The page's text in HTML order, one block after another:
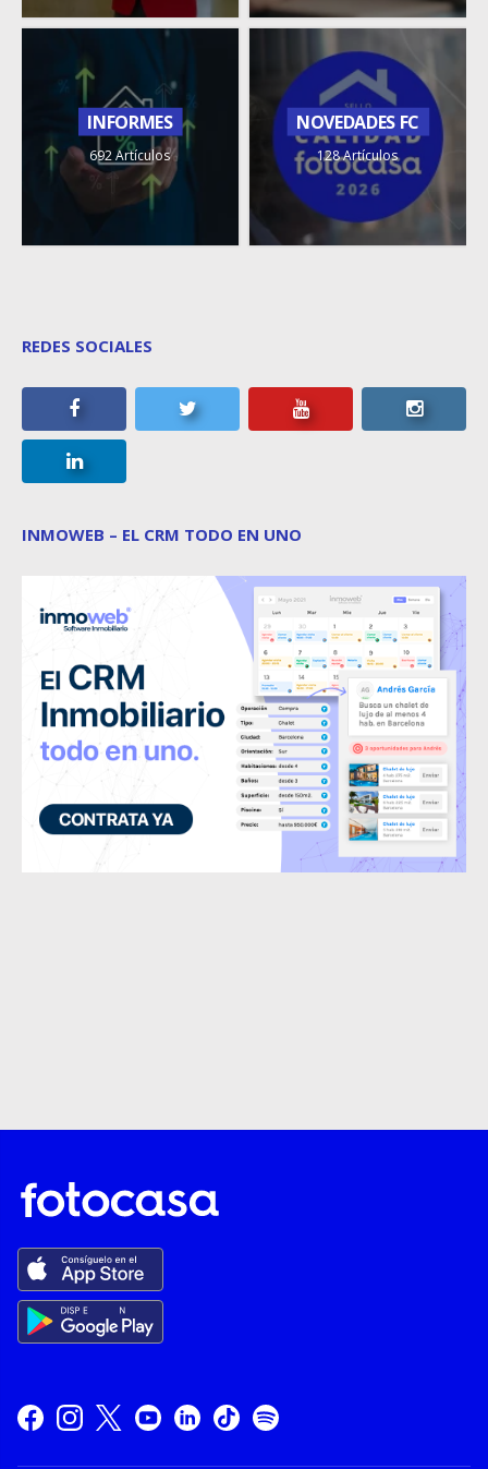
INFORMES
692 Artículos
NOVEDADES FC
128 Artículos
REDES SOCIALES
INMOWEB – EL CRM TODO EN UNO